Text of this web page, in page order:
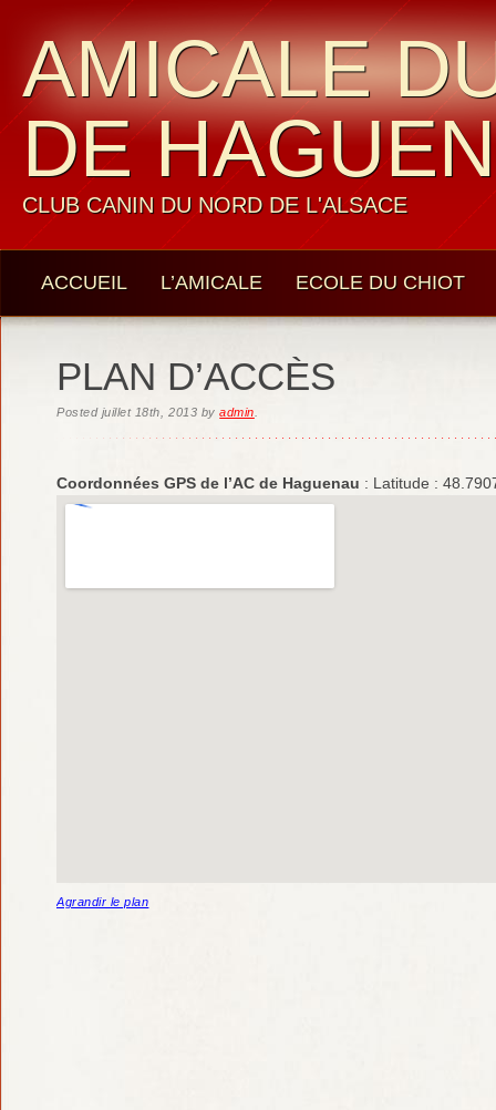
AMICALE
DE
CLUB CANIN DU NORD DE L'ALSACE
ACCUEIL L’AMICALE ECOLE DU CHIOT
PLAN D’ACCÈS
Posted juillet 18th, 2013 byadmin
Coordonnées GPS de l’AC de Haguenau : Latitude :
Agrandir le plan